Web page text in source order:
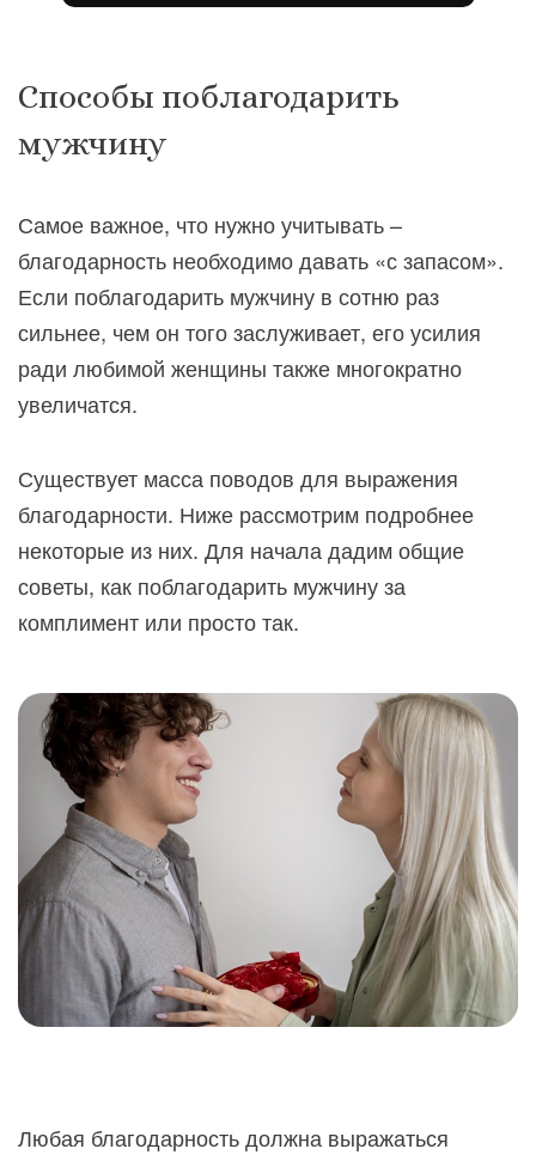
Способы поблагодарить
мужчину
Самое важное, что нужно учитывать –
благодарность необходимо давать «с запасом».
Если поблагодарить мужчину в сотню раз
сильнее, чем он того заслуживает, его усилия
ради любимой женщины также многократно
увеличатся.
Существует масса поводов для выражения
благодарности. Ниже рассмотрим подробнее
некоторые из них. Для начала дадим общие
советы, как поблагодарить мужчину за
комплимент или просто так.
Любая благодарность должна выражаться